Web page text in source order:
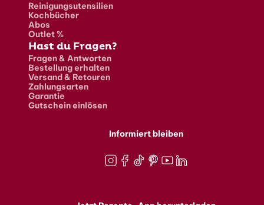
Reinigungsutensilien
Kochbücher
Abos
Outlet %
Hast du Fragen?
Fragen & Antworten
Bestellung erhalten
Versand & Retouren
Zahlungsarten
Garantie
Gutschein einlösen
Informiert bleiben